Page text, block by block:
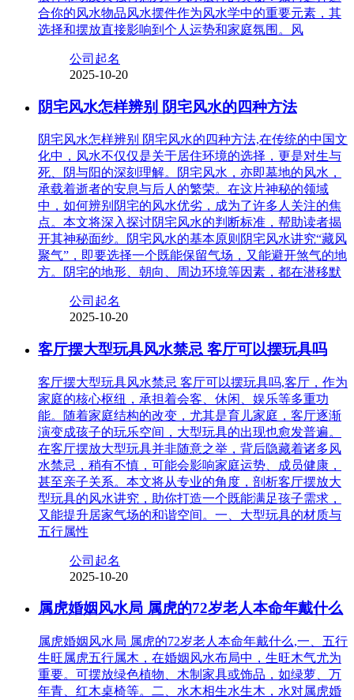
合你的风水物品风水摆件作为风水学中的重要元素，其
选择和摆放直接影响到个人运势和家庭氛围。风
公司起名
2025-10-20
阴宅风水怎样辨别 阴宅风水的四种方法
阴宅风水怎样辨别 阴宅风水的四种方法,在传统的中国文
化中，风水不仅仅是关于居住环境的选择，更是对生与
死、阴与阳的深刻理解。阴宅风水，亦即墓地的风水，
承载着逝者的安息与后人的繁荣。在这片神秘的领域
中，如何辨别阴宅的风水优劣，成为了许多人关注的焦
点。本文将深入探讨阴宅风水的判断标准，帮助读者揭
开其神秘面纱。阴宅风水的基本原则阴宅风水讲究“藏风
聚气”，即要选择一个既能保留气场，又能避开煞气的地
方。阴宅的地形、朝向、周边环境等因素，都在潜移默
公司起名
2025-10-20
客厅摆大型玩具风水禁忌 客厅可以摆玩具吗
客厅摆大型玩具风水禁忌 客厅可以摆玩具吗,客厅，作为
家庭的核心枢纽，承担着会客、休闲、娱乐等多重功
能。随着家庭结构的改变，尤其是育儿家庭，客厅逐渐
演变成孩子的玩乐空间，大型玩具的出现也愈发普遍。
在客厅摆放大型玩具并非随意之举，背后隐藏着诸多风
水禁忌，稍有不慎，可能会影响家庭运势、成员健康，
甚至亲子关系。本文将从专业的角度，剖析客厅摆放大
型玩具的风水讲究，助你打造一个既能满足孩子需求，
又能提升居家气场的和谐空间。一、大型玩具的材质与
五行属性
公司起名
2025-10-20
属虎婚姻风水局 属虎的72岁老人本命年戴什么
属虎婚姻风水局 属虎的72岁老人本命年戴什么,一、五行
生旺属虎五行属木，在婚姻风水布局中，生旺木气尤为
重要。可摆放绿色植物、木制家具或饰品，如绿萝、万
年青、红木桌椅等。二、水木相生水生木，水对属虎婚